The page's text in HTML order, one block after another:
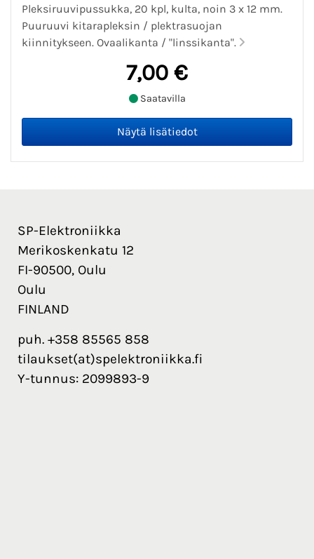
Pleksiruuvipussukka, 20 kpl, kulta, noin 3 x 12 mm.
Puuruuvi kitarapleksin / plektrasuojan
kiinnitykseen. Ovaalikanta / "linssikanta".
7,00 €
Saatavilla
SP-Elektroniikka
Merikoskenkatu 12
FI-90500, Oulu
Oulu
FINLAND
puh. +358 85565 858
tilaukset(at)spelektroniikka.fi
Y-tunnus: 2099893-9